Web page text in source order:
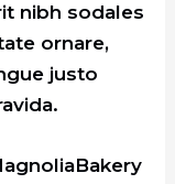
nibh sodales
ornare,
justo